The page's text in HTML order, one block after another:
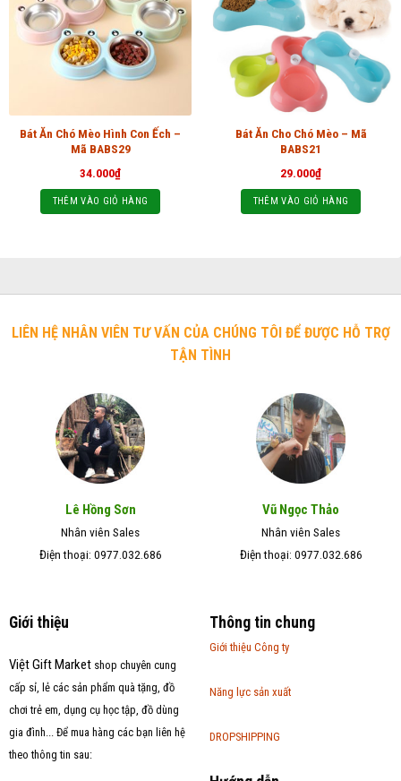
Bát Ăn Chó Mèo Hình Con Ếch –
Mã BABS29
34.000₫
THÊM VÀO GIỎ HÀNG
Bát Ăn Cho Chó Mèo – Mã
BABS21
29.000₫
THÊM VÀO GIỎ HÀNG
LIÊN HỆ NHÂN VIÊN TƯ VẤN CỦA CHÚNG TÔI ĐỂ ĐƯỢC HỖ TRỢ
TẬN TÌNH
Lê Hồng Sơn
Nhân viên Sales
Điện thoại: 0977.032.686
Vũ Ngọc Thảo
Nhân viên Sales
Điện thoại: 0977.032.686
Giới thiệu
Việt Gift Marketshop chuyên cung
cấp sỉ, lẻ các sản phẩm quà tặng, đồ
chơi trẻ em, dụng cụ học tập, đồ dùng
gia đình... Để mua hàng các bạn liên hệ
theo thông tin sau:
Thông tin chung
Giới thiệu Công ty
Năng lực sản xuất
DROPSHIPPING